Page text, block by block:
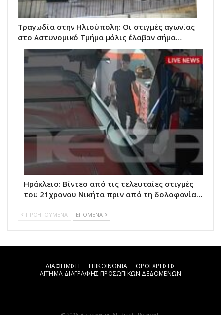
Τραγωδία στην Ηλιούπολη: Οι στιγμές αγωνίας
στο Αστυνομικό Τμήμα μόλις έλαβαν σήμα…
Ηράκλειο: Βίντεο από τις τελευταίες στιγμές
του 21χρονου Νικήτα πριν από τη δολοφονία…
ΠΡΟΗΓΟΥΜΕΝΑ ΕΠΟΜΕΝΑ
ΔΙΑΦΗΜΙΣΗ ΕΠΙΚΟΙΝΩΝΙΑ
ΟΡΟΙ ΧΡΗΣΗΣ
ΑΙΤΗΜΑ ΔΙΑΓΡΑΦΗΣ ΠΡΟΣΩΠΙΚΩΝ ΔΕΔΟΜΕΝΩΝ